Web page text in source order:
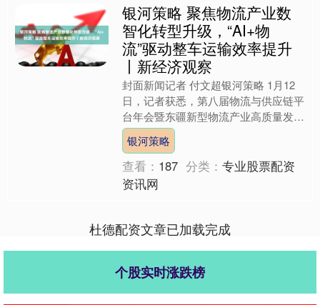
银河策略 聚焦物流产业数
智化转型升级，“AI+物
流”驱动整车运输效率提升
丨新经济观察
封面新闻记者 付文超银河策略 1月12
日，记者获悉，第八届物流与供应链平
台年会暨东疆新型物流产业高质量发展
大会近日在天津举办。来自物流与供应
链平台企业、货主企业....
银河策略
查看： 187 分类：专业股票配资
资讯网
杜德配资文章已加载完成
个股实时涨跌榜